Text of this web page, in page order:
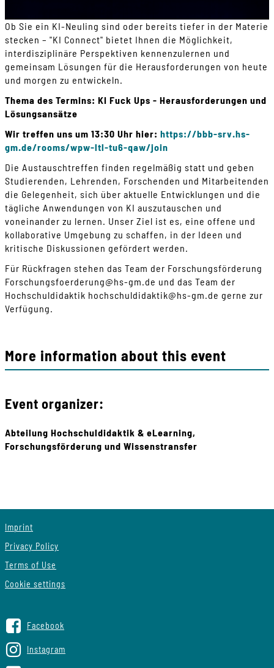
Ob Sie ein KI-Neuling sind oder bereits tiefer in der Materie
stecken – "KI Connect" bietet Ihnen die Möglichkeit,
interdisziplinäre Perspektiven kennenzulernen und
gemeinsam Lösungen für die Herausforderungen von heute
und morgen zu entwickeln.
Thema des Termins: KI Fuck Ups - Herausforderungen und
Lösungsansätze
Wir treffen uns um 13:30 Uhr hier: https://bbb-srv.hs-
gm.de/rooms/wpw-ltl-tu6-qaw/join
Die Austauschtreffen finden regelmäßig statt und geben
Studierenden, Lehrenden, Forschenden und Mitarbeitenden
die Gelegenheit, sich über aktuelle Entwicklungen und die
tägliche Anwendungen von KI auszutauschen und
voneinander zu lernen. Unser Ziel ist es, eine offene und
kollaborative Umgebung zu schaffen, in der Ideen und
kritische Diskussionen gefördert werden.
Für Rückfragen stehen das Team der Forschungsförderung
Forschungsfoerderung@hs-gm.de und das Team der
Hochschuldidaktik hochschuldidaktik@hs-gm.de gerne zur
Verfügung.
More information about this event
Event organizer:
Abteilung Hochschuldidaktik & eLearning,
Forschungsförderung und Wissenstransfer
Imprint
Privacy Policy
Terms of Use
Cookie settings
Facebook
Instagram